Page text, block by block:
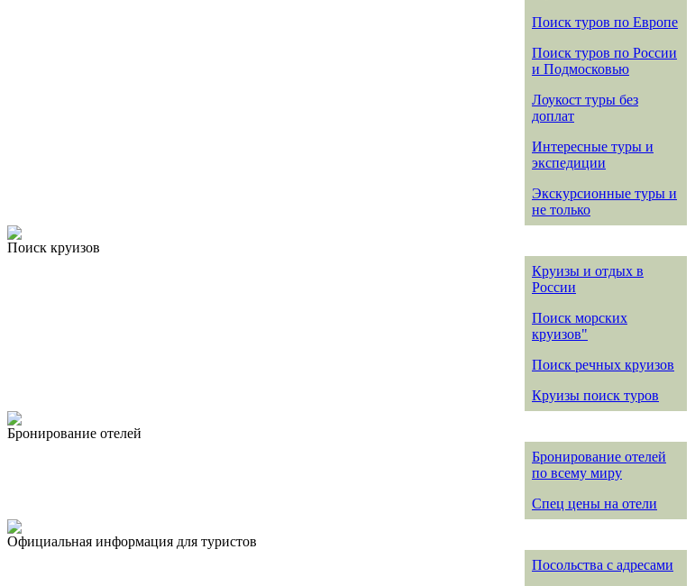
Поиск туров по Европе
Поиск туров по России
и Подмосковью
Лоукост туры без
доплат
Интересные туры и
экспедиции
Экскурсионные туры и
не только
Поиск круизов
Круизы и отдых в
России
Поиск морских
круизов"
Поиск речных круизов
Круизы поиск туров
Бронирование отелей
Бронирование отелей
по всему миру
Спец цены на отели
Официальная информация для туристов
Посольства с адресами